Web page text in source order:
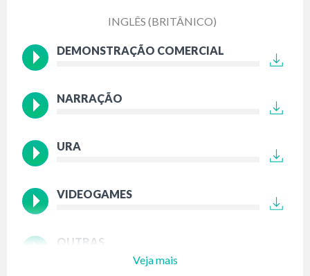
INGLÊS (BRITÂNICO)
DEMONSTRAÇÃO COMERCIAL
NARRAÇÃO
URA
VIDEOGAMES
OUTRAS
Veja mais